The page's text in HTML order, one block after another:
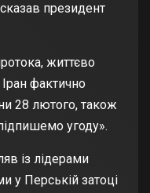
президент
життєво
фактично
28 лютого, також
угоду».
із лідерами
у Перській затоці